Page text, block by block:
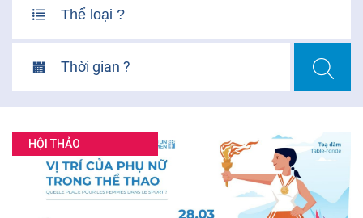
GIỎ HÀNG ĐĂNG NHẬP
VI
FR
Thời gian ?
HỘI THẢO